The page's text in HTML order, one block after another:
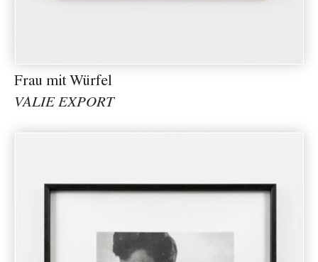
Frau mit Würfel
VALIE EXPORT